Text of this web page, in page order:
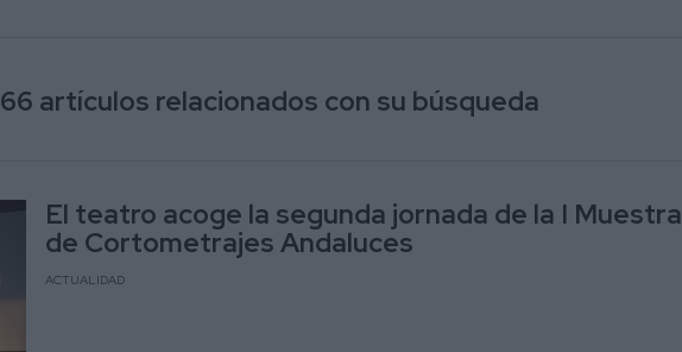
66 artículos relacionados con su búsqueda
El teatro acoge la segunda jornada de la I Muestra
de Cortometrajes Andaluces
ACTUALIDAD